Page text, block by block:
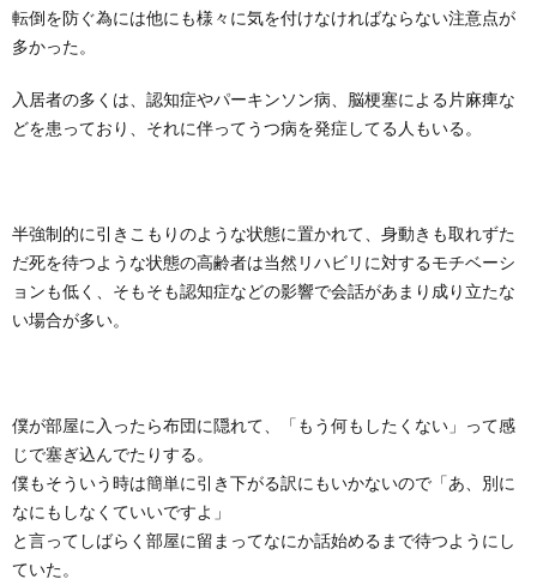
転倒を防ぐ為には他にも様々に気を付けなければならない注意点が
多かった。
入居者の多くは、認知症やパーキンソン病、脳梗塞による片麻痺な
どを患っており、それに伴ってうつ病を発症してる人もいる。
半強制的に引きこもりのような状態に置かれて、身動きも取れずた
だ死を待つような状態の高齢者は当然リハビリに対するモチベーシ
ョンも低く、そもそも認知症などの影響で会話があまり成り立たな
い場合が多い。
僕が部屋に入ったら布団に隠れて、「もう何もしたくない」って感
じで塞ぎ込んでたりする。
僕もそういう時は簡単に引き下がる訳にもいかないので「あ、別に
なにもしなくていいですよ」
と言ってしばらく部屋に留まってなにか話始めるまで待つようにし
ていた。